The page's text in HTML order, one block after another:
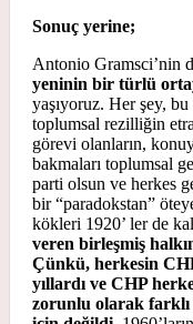
Sonuç yerine;
Antonio Gramsci’nin
yeninin bir türlü
yaşıyoruz. Her şey,
toplumsal rezilliğin
görevi olanların,
bakmaları toplumsal
parti olsun ve herkes
bir “paradokstan”
kökleri 1920’ ler de
veren birleşmiş
Çünkü, herkesin
yıllardı ve CHP
zorunlu olarak